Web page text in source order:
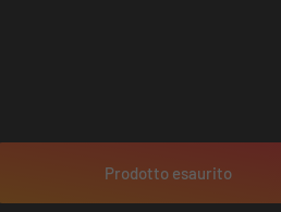
Prodotto esaurito